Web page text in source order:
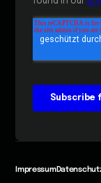
Impressum